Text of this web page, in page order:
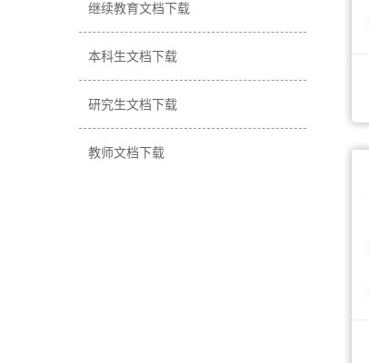
继续教育文档下载
本科生文档下载
研究生文档下载
教师文档下载